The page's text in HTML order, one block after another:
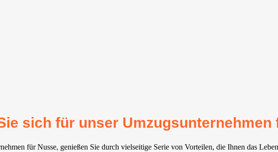
sich für unser
für Nusse, genießen Sie durch vielseitige Serie von Vorteilen, die Ihnen das